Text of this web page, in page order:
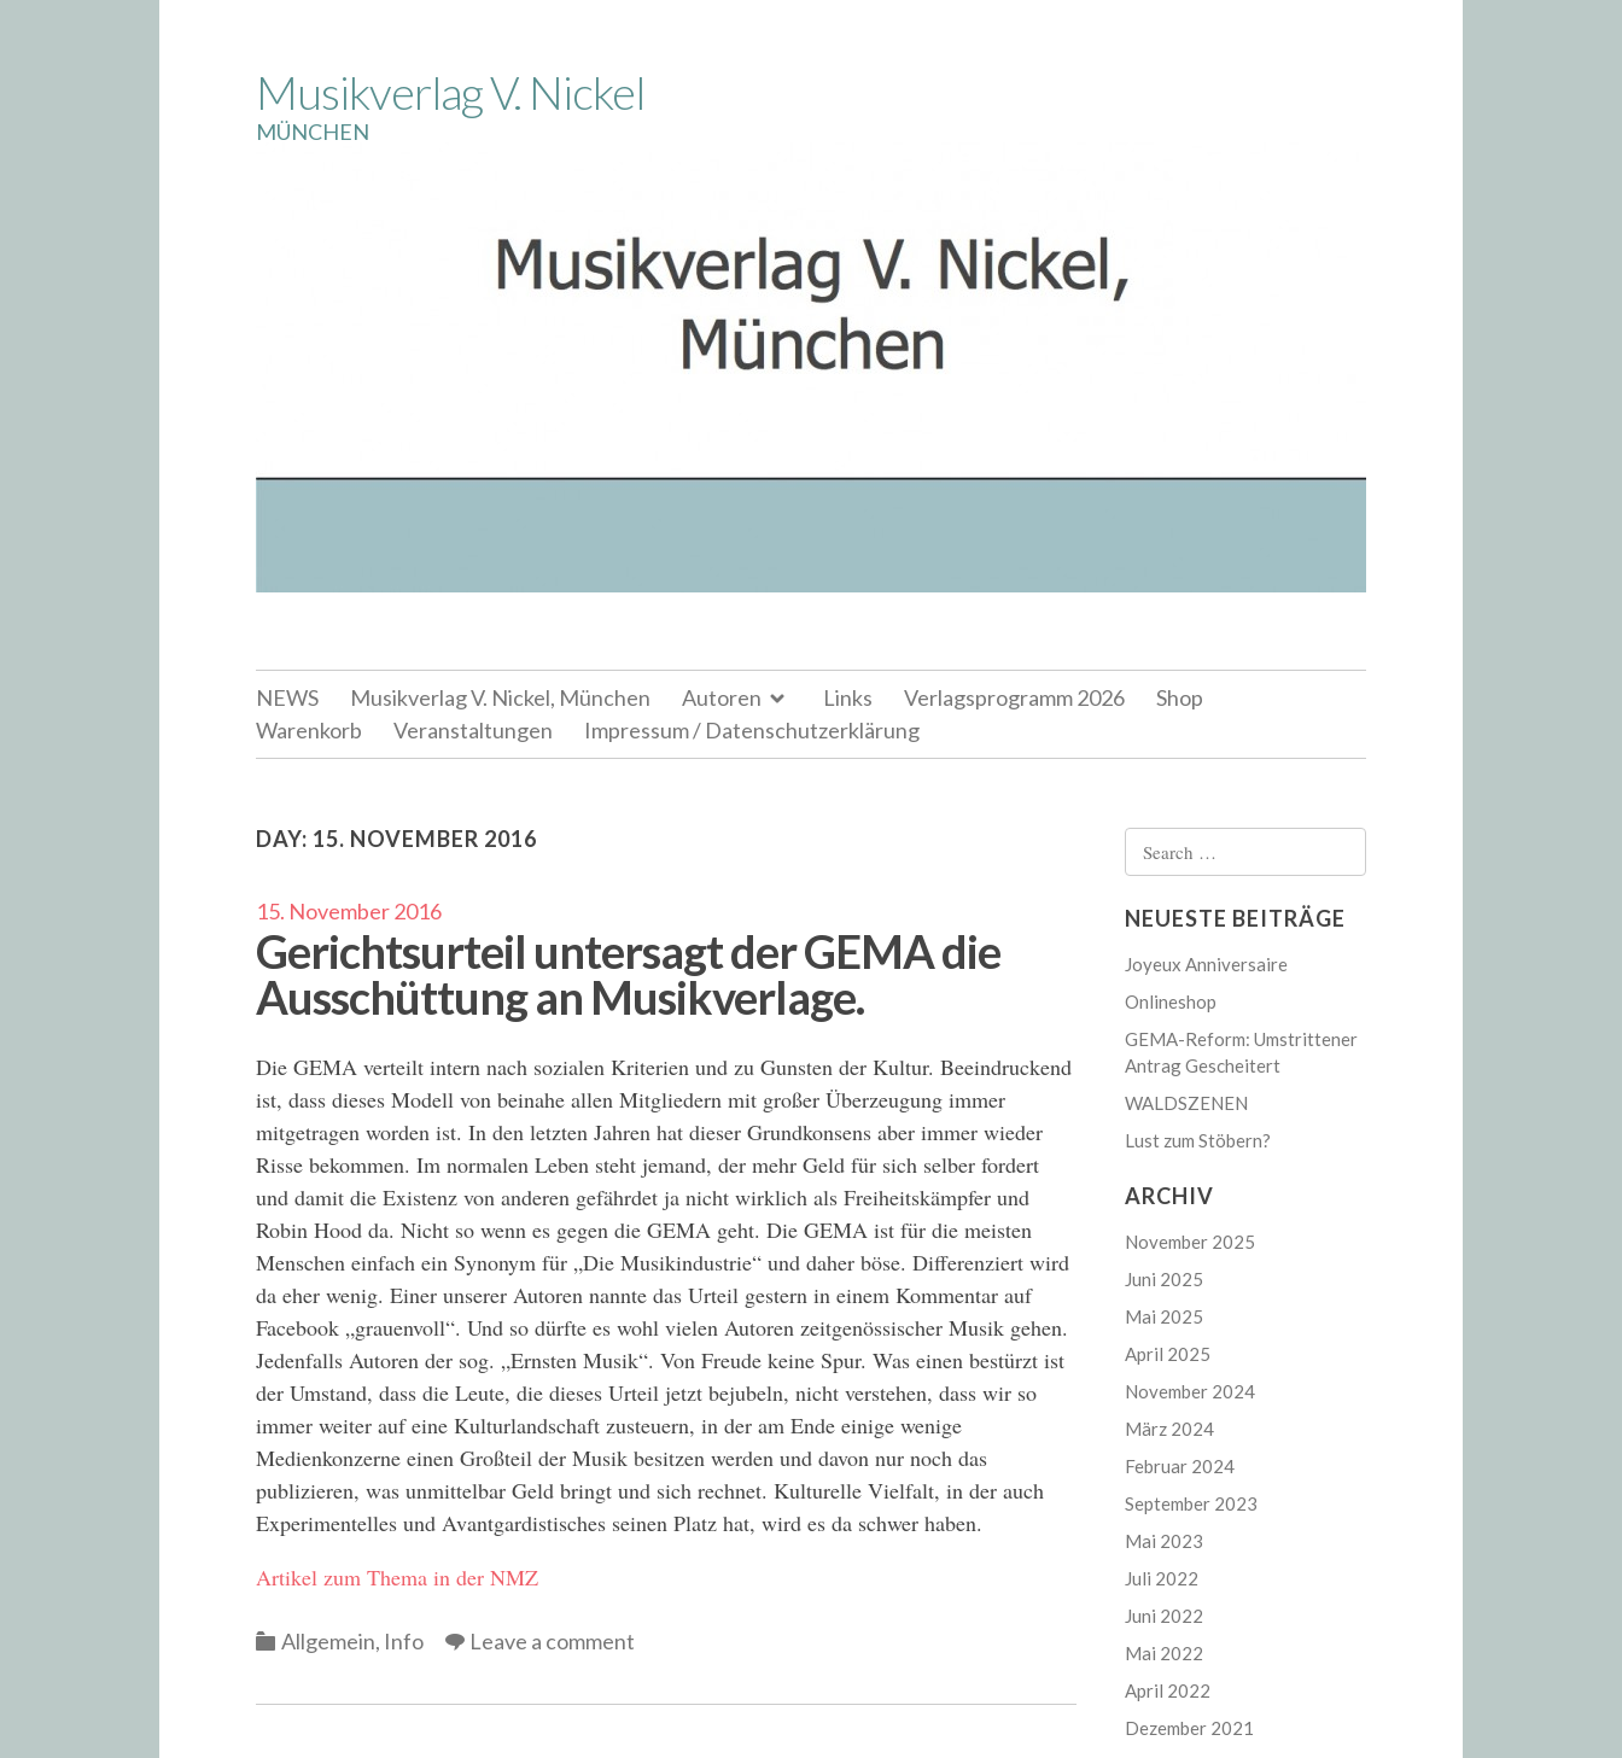
content
Musikverlag V. Nickel
MÜNCHEN
NEWS Musikverlag V. Nickel, München Autoren Links Verlagsprogramm 2026
Shop
Warenkorb
Veranstaltungen Impressum / Datenschutzerklärung
DAY: 15. NOVEMBER 2016
15. November 2016
Gerichtsurteil untersagt der GEMA die
Ausschüttung an Musikverlage.
Die GEMA verteilt intern nach sozialen Kriterien und zu Gunsten der Kultur. Beeindruckend
ist, dass dieses Modell von beinahe allen Mitgliedern mit großer Überzeugung immer
mitgetragen worden ist. In den letzten Jahren hat dieser Grundkonsens aber immer wieder
Risse bekommen. Im normalen Leben steht jemand, der mehr Geld für sich selber fordert
und damit die Existenz von anderen gefährdet ja nicht wirklich als Freiheitskämpfer und
Robin Hood da. Nicht so wenn es gegen die GEMA geht. Die GEMA ist für die meisten
Menschen einfach ein Synonym für „Die Musikindustrie“ und daher böse. Differenziert wird
da eher wenig. Einer unserer Autoren nannte das Urteil gestern in einem Kommentar auf
Facebook „grauenvoll“. Und so dürfte es wohl vielen Autoren zeitgenössischer Musik gehen.
Jedenfalls Autoren der sog. „Ernsten Musik“. Von Freude keine Spur. Was einen bestürzt ist
der Umstand, dass die Leute, die dieses Urteil jetzt bejubeln, nicht verstehen, dass wir so
immer weiter auf eine Kulturlandschaft zusteuern, in der am Ende einige wenige
Medienkonzerne einen Großteil der Musik besitzen werden und davon nur noch das
publizieren, was unmittelbar Geld bringt und sich rechnet. Kulturelle Vielfalt, in der auch
Experimentelles und Avantgardistisches seinen Platz hat, wird es da schwer haben.
Artikel zum Thema in der NMZ
Categories
Allgemein, Info Leave a comment
for:
NEUESTE BEITRÄGE
Joyeux Anniversaire
Onlineshop
GEMA-Reform: Umstrittener
Antrag Gescheitert
WALDSZENEN
Lust zum Stöbern?
ARCHIV
November 2025
Juni 2025
Mai 2025
April 2025
November 2024
März 2024
Februar 2024
September 2023
Mai 2023
Juli 2022
Juni 2022
Mai 2022
April 2022
Dezember 2021